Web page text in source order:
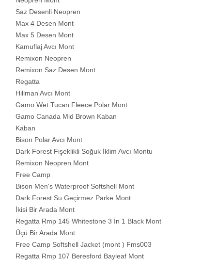
Saz Desenli Neopren
Max 4 Desen Mont
Max 5 Desen Mont
Kamuflaj Avcı Mont
Remixon Neopren
Remixon Saz Desen Mont
Regatta
Hillman Avcı Mont
Gamo Wet Tucan Fleece Polar Mont
Gamo Canada Mid Brown Kaban
Kaban
Bison Polar Avcı Mont
Dark Forest Fişeklikli Soğuk İklim Avcı Montu
Remixon Neopren Mont
Free Camp
Bison Men's Waterproof Softshell Mont
Dark Forest Su Geçirmez Parke Mont
İkisi Bir Arada Mont
Regatta Rmp 145 Whitestone 3 İn 1 Black Mont
Üçü Bir Arada Mont
Free Camp Softshell Jacket (mont ) Fms003
Regatta Rmp 107 Beresford Bayleaf Mont